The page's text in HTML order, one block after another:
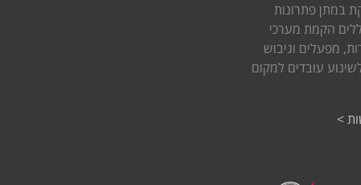
במתן פתרונות
הקמת מערכי
מפעלים וגיבוש
עובדים למקום
>